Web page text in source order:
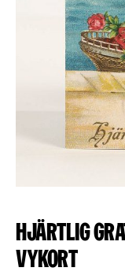
Hjärtlig
Vykort